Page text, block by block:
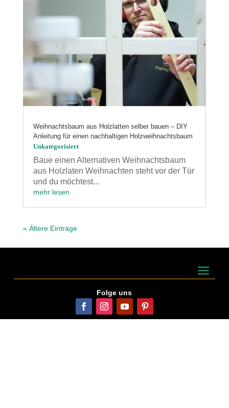
Weihnachtsbaum aus Holzlatten selber bauen – DIY
Anleitung für einen nachhaltigen Holzweihnachtsbaum
Unkategorisiert
Baue einen Alternativen Weihnachtsbaum
aus Holzlaten Weihnachten steht vor der Tür
und du möchtest...
mehr lesen
« Ältere Einträge
Folge uns